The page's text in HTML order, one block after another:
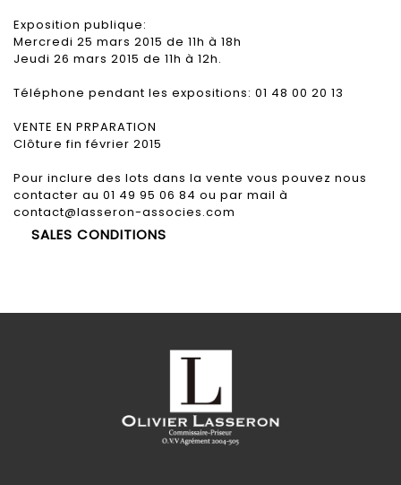
Exposition publique:
Mercredi 25 mars 2015 de 11h à 18h
Jeudi 26 mars 2015 de 11h à 12h.
Téléphone pendant les expositions: 01 48 00 20 13
VENTE EN PRPARATION
Clôture fin février 2015
Pour inclure des lots dans la vente vous pouvez nous
contacter au 01 49 95 06 84 ou par mail à
contact@lasseron-associes.com
SALES CONDITIONS